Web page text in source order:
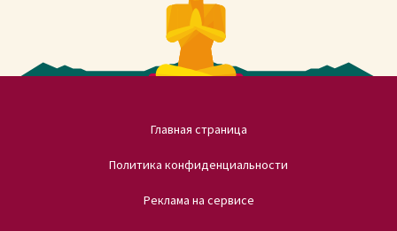
Главная страница
Политика конфиденциальности
Реклама на сервисе